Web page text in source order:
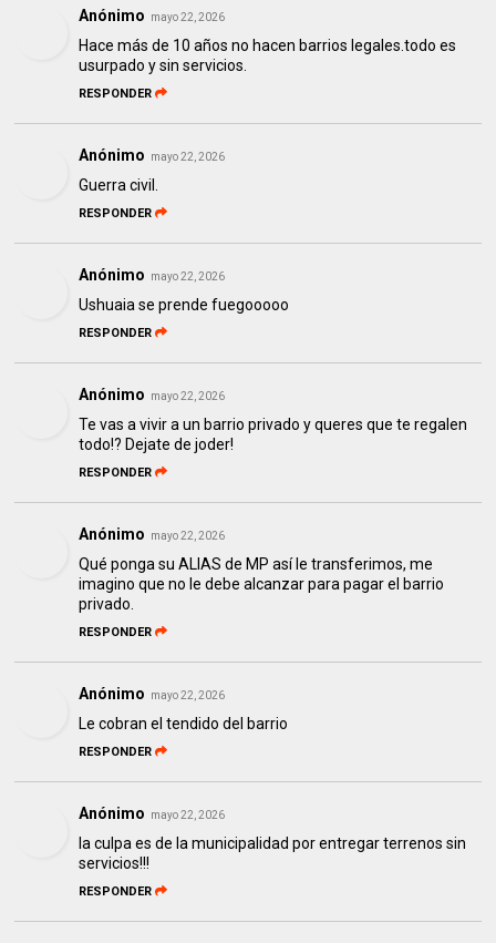
Anónimo mayo 22, 2026
Hace más de 10 años no hacen barrios legales.todo es
usurpado y sin servicios.
RESPONDER
Anónimo mayo 22, 2026
Guerra civil.
RESPONDER
Anónimo mayo 22, 2026
Ushuaia se prende fuegooooo
RESPONDER
Anónimo mayo 22, 2026
Te vas a vivir a un barrio privado y queres que te regalen
todo!? Dejate de joder!
RESPONDER
Anónimo mayo 22, 2026
Qué ponga su ALIAS de MP así le transferimos, me
imagino que no le debe alcanzar para pagar el barrio
privado.
RESPONDER
Anónimo mayo 22, 2026
Le cobran el tendido del barrio
RESPONDER
Anónimo mayo 22, 2026
la culpa es de la municipalidad por entregar terrenos sin
servicios!!!
RESPONDER